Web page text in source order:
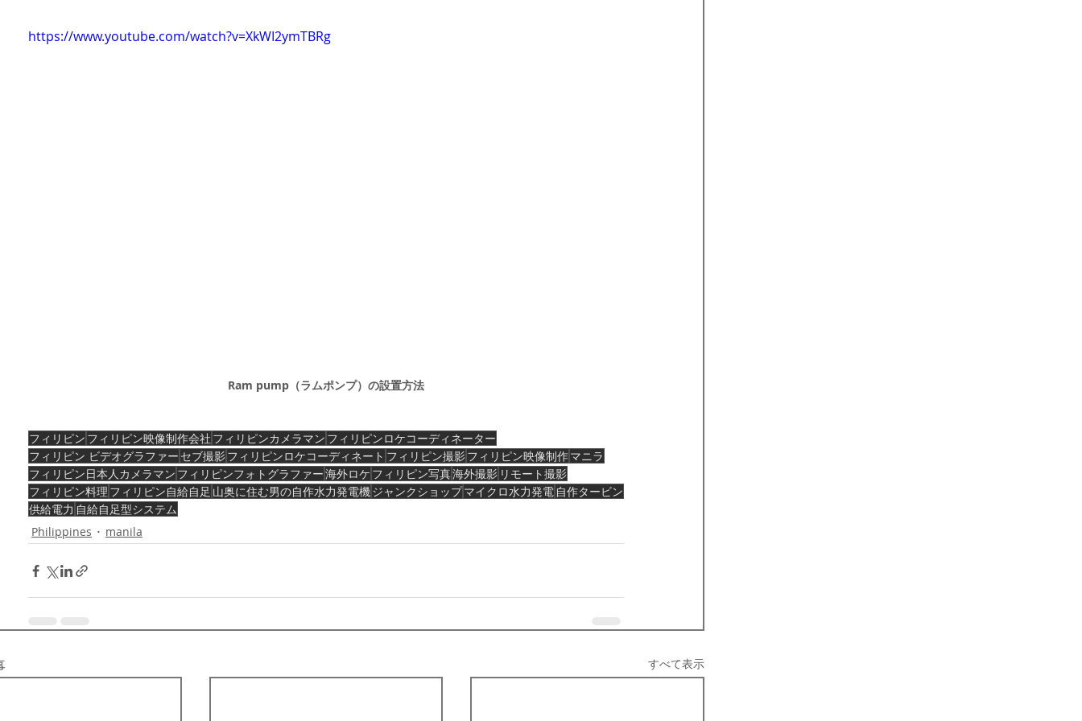
https://www.youtube.com/watch?v=XkWI2ymTBRg
Ram pump（ラムポンプ）の設置方法
フィリピン フィリピン映像制作会社 フィリピンカメラマン フィリピンロケコーディネーター
フィリピン ビデオグラファー セブ撮影フィリピンロケコーディネート フィリピン撮影フィリピン映像制作マニラ
フィリピン日本人カメラマン フィリピンフォトグラファー海外ロケ フィリピン写真海外撮影 リモート撮影
フィリピン料理 フィリピン自給自足 山奥に住む男の自作水力発電機ジャンクショップマイクロ水力発電 自作タービン
供給電力 自給自足型システム
Philippines
manila
すべて表示